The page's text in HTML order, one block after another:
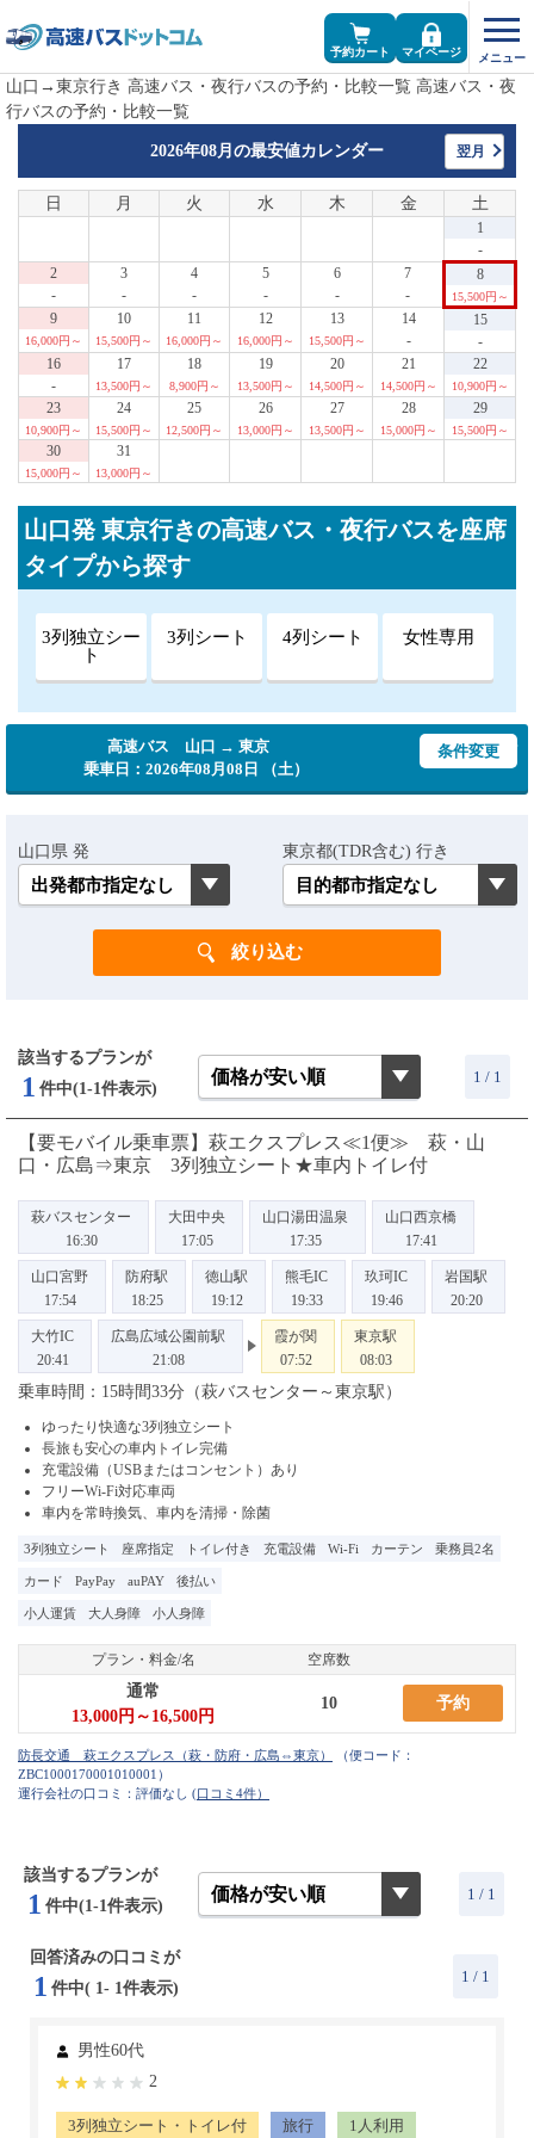
予約カート マイページ
山口→東京行き 高速バス・夜行バスの予約・比較一覧 高速バス・夜
行バスの予約・比較一覧
2026年08月の最安値カレンダー 翌月
日 月 火 水 木 金 土
1
-
2
-
3
-
4
-
5
-
6
-
7
-
8
15,500円～
9
16,000円～
10
15,500円～
11
16,000円～
12
16,000円～
13
15,500円～
14
-
15
-
16
-
17
13,500円～
18
8,900円～
19
13,500円～
20
14,500円～
21
14,500円～
22
10,900円～
23
10,900円～
24
15,500円～
25
12,500円～
26
13,000円～
27
13,500円～
28
15,000円～
29
15,500円～
30
15,000円～
31
13,000円～
山口発 東京行きの高速バス・夜行バスを座席
タイプから探す
3列独立シー
ト
3列シート 4列シート 女性専用
高速バス 山口 → 東京
乗車日：2026年08月08日 （土）
条件変更
山口県 発 東京都(TDR含む) 行き
該当するプランが
1 件中(1-1件表示)
1 / 1
【要モバイル乗車票】萩エクスプレス≪1便≫ 萩・山
口・広島⇒東京 3列独立シート★車内トイレ付
（便コード：
ZBC1000170001010001 ）
運行会社の口コミ：評価なし (口コミ4件）
萩バスセンター
16:30
大田中央
17:05
山口湯田温泉
17:35
山口西京橋
17:41
山口宮野
17:54
防府駅
18:25
徳山駅
19:12
熊毛IC
19:33
玖珂IC
19:46
岩国駅
20:20
大竹IC
20:41
広島広域公園前駅
21:08
霞が関
07:52
東京駅
08:03
乗車時間：15時間33分（萩バスセンター～東京駅）
3列独立シート 座席指定 トイレ付き 充電設備 Wi-Fi カーテン 乗務員2名
ゆったり快適な3列独立シート
長旅も安心の車内トイレ完備
充電設備（USBまたはコンセント）あり
フリーWi-Fi対応車両
車内を常時換気、車内を清掃・除菌
カード PayPay auPAY 後払い
小人運賃 大人身障 小人身障
プラン・料金/名 空席数
通常
13,000円～16,500円
10 予約
該当するプランが
1 件中(1-1件表示)
1 / 1
回答済みの口コミが
1 件中( 1- 1件表示)
1 / 1
男性60代
2
3列独立シート・トイレ付 旅行 1人利用